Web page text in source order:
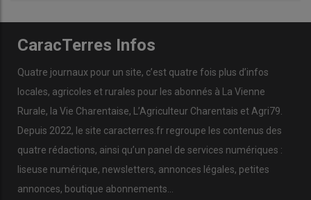
CaracTerres Infos
Quatre journaux pour un site, c’est quatre fois plus d’infos
locales, agricoles et rurales pour les abonnés à La Vienne
Rurale, la Vie Charentaise, L’Agriculteur Charentais et Agri79.
Depuis 2022, le site caracterres.fr regroupe les contenus des
quatre rédactions, ainsi qu’un panel de services numériques :
liseuse numérique, newsletters, annonces légales, petites
annonces, boutique abonnements…